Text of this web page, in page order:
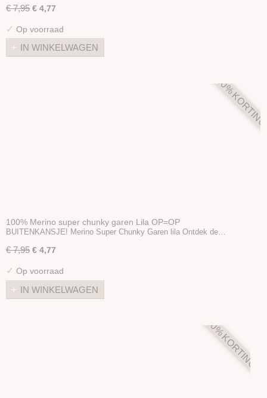
€ 7,95 € 4,77
✓ Op voorraad
IN WINKELWAGEN
40%
100% Merino super chunky garen Lila OP=OP
BUITENKANSJE! Merino Super Chunky Garen lila Ontdek de…
€ 7,95 € 4,77
✓ Op voorraad
IN WINKELWAGEN
40% KORTING